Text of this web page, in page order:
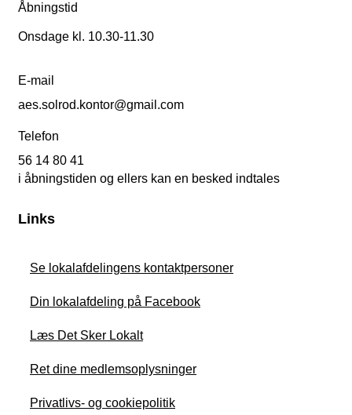
Åbningstid
Onsdage kl. 10.30-11.30
E-mail
aes.solrod.kontor@gmail.com
Telefon
56 14 80 41
i åbningstiden og ellers kan en besked indtales
Links
Se lokalafdelingens kontaktpersoner
Din lokalafdeling på Facebook
Læs Det Sker Lokalt
Ret dine medlemsoplysninger
Privatlivs- og cookiepolitik